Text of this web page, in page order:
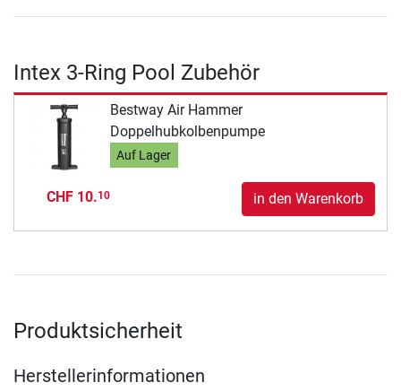
Intex 3-Ring Pool Zubehör
Bestway Air Hammer
Doppelhubkolbenpumpe
Auf Lager
CHF 10.10 in den Warenkorb
Produktsicherheit
Herstellerinformationen